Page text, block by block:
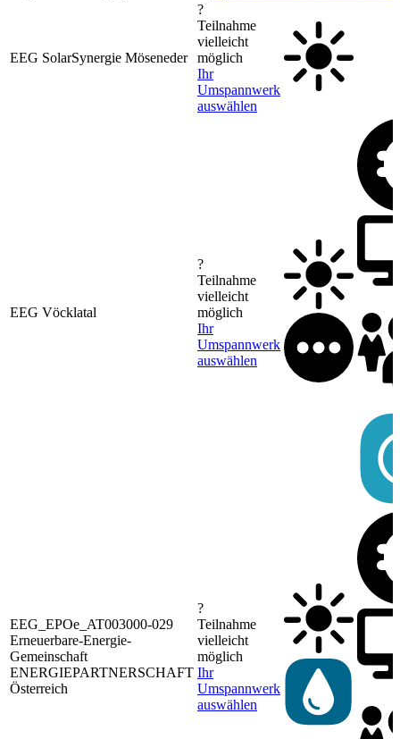
EEG SolarSynergie Möseneder
?
Teilnahme
vielleicht
möglich
Ihr
Umspannwerk
auswählen
EEG Vöcklatal
?
Teilnahme
vielleicht
möglich
Ihr
Umspannwerk
auswählen
EEG_EPOe_AT003000-029
Erneuerbare-Energie-
Gemeinschaft
ENERGIEPARTNERSCHAFT
Österreich
?
Teilnahme
vielleicht
möglich
Ihr
Umspannwerk
auswählen